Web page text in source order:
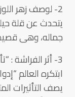
2- لوصف زهر
يتحدث عن قلة
جماله، وهى
3- أثر الفراشة
يصف التأثيرات